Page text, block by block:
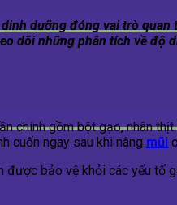
dưỡng đóng vai trò
dõi những phân tích về độ
chính gồm bột gạo, nhân
cuốn ngay sau khi nâng mũi
được bảo vệ khỏi các yếu tố